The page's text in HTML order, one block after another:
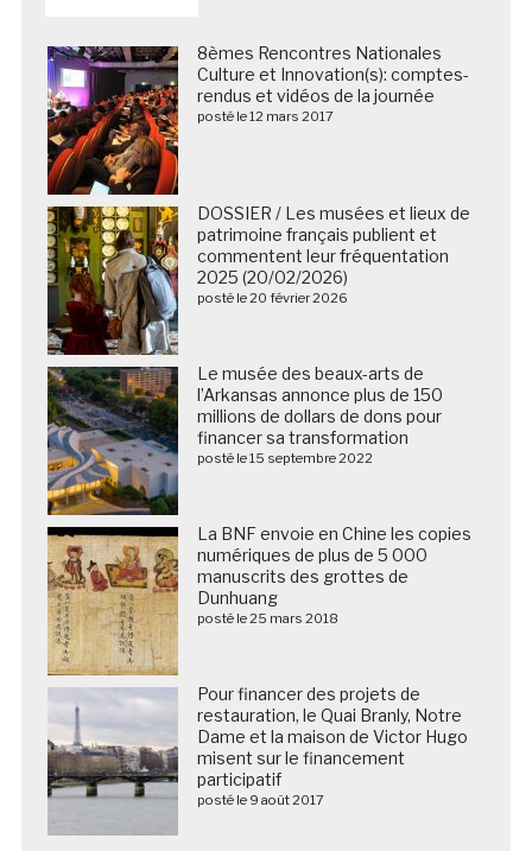
8èmes Rencontres Nationales
Culture et Innovation(s): comptes-
rendus et vidéos de la journée
posté le 12 mars 2017
DOSSIER / Les musées et lieux de
patrimoine français publient et
commentent leur fréquentation
2025 (20/02/2026)
posté le 20 février 2026
Le musée des beaux-arts de
l’Arkansas annonce plus de 150
millions de dollars de dons pour
financer sa transformation
posté le 15 septembre 2022
La BNF envoie en Chine les copies
numériques de plus de 5 000
manuscrits des grottes de
Dunhuang
posté le 25 mars 2018
Pour financer des projets de
restauration, le Quai Branly, Notre
Dame et la maison de Victor Hugo
misent sur le financement
participatif
posté le 9 août 2017